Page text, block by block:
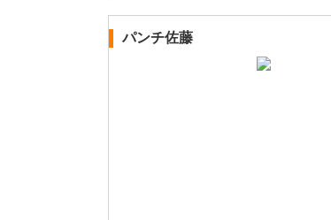
パンチ佐藤